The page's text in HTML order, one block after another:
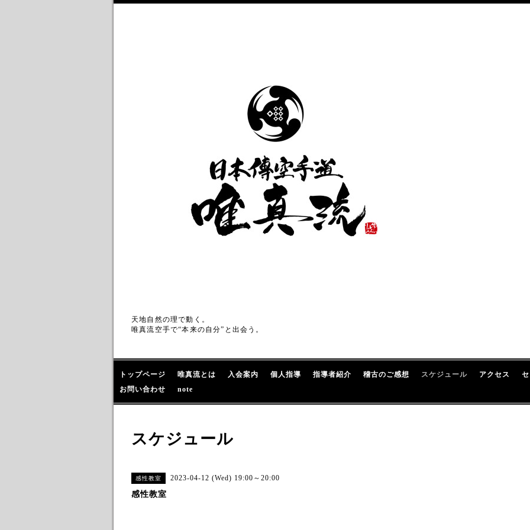
天地自然の理で動く。
唯真流空手で“本来の自分”と出会う。
トップページ 唯真流とは 入会案内 個人指導 指導者紹介 稽古のご感想 スケジュール アクセス
お問い合わせ
note
スケジュール
感性教室 2023-04-12 (Wed) 19:00～20:00
感性教室